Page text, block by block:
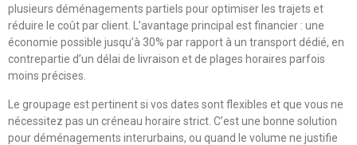
plusieurs déménagements partiels pour optimiser les trajets et
réduire le coût par client. L’avantage principal est financier : une
économie possible jusqu’à 30% par rapport à un transport dédié, en
contrepartie d’un délai de livraison et de plages horaires parfois
moins précises.
Le groupage est pertinent si vos dates sont flexibles et que vous ne
nécessitez pas un créneau horaire strict. C’est une bonne solution
pour déménagements interurbains, ou quand le volume ne justifie